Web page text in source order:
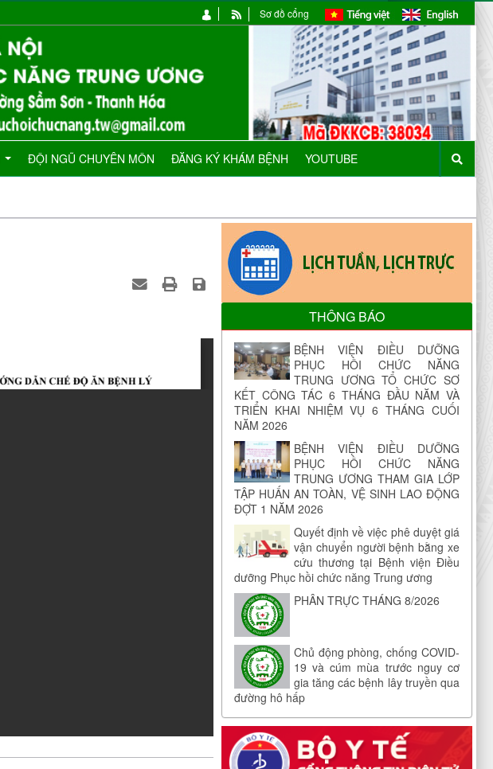
ĐỘI NGŨ CHUYÊN MÔN ĐĂNG KÝ KHÁM BỆNH YOUTUBE
Sơ đồ cổng
THÔNG BÁO
BỆNH VIỆN ĐIỀU DƯỠNG
PHỤC HỒI CHỨC NĂNG
TRUNG ƯƠNG TỔ CHỨC SƠ
KẾT CÔNG TÁC 6 THÁNG ĐẦU NĂM VÀ
TRIỂN KHAI NHIỆM VỤ 6 THÁNG CUỐI
NĂM 2026
BỆNH VIỆN ĐIỀU DƯỠNG
PHỤC HỒI CHỨC NĂNG
TRUNG ƯƠNG THAM GIA LỚP
TẬP HUẤN AN TOÀN, VỆ SINH LAO ĐỘNG
ĐỢT 1 NĂM 2026
Quyết định về việc phê duyệt giá
vận chuyển người bệnh bằng xe
cứu thương tại Bệnh viện Điều
dưỡng Phục hồi chức năng Trung ương
PHÂN TRỰC THÁNG 8/2026
Chủ động phòng, chống COVID-
19 và cúm mùa trước nguy cơ
gia tăng các bệnh lây truyền qua
đường hô hấp